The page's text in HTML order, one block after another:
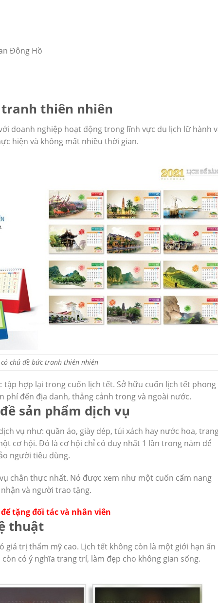
Đông Hồ
thiên nhiên
doanh nghiệp hoạt động trong lĩnh vực du lịch lữ hành
hiện và không mất nhiều thời gian.
chủ đề bức tranh thiên nhiên
hợp lại trong cuốn lịch tết. Sở hữu cuốn lịch tết phong
đến địa danh, thẳng cảnh trong và ngoài nước.
sản phẩm dịch vụ
vụ như: quần áo, giày dép, túi xách hay nước hoa,
cơ hội. Đó là cơ hội chỉ có duy nhất 1 lần trong năm để
người tiêu dùng.
chân thực nhất. Nó được xem như một cuốn cẩm nang
và người trao tặng.
tặng đối tác và nhân viên
thuật
giá trị thẩm mỹ cao. Lịch tết không còn là một giới hạn ấn
có ý nghĩa trang trí, làm đẹp cho không gian sống.